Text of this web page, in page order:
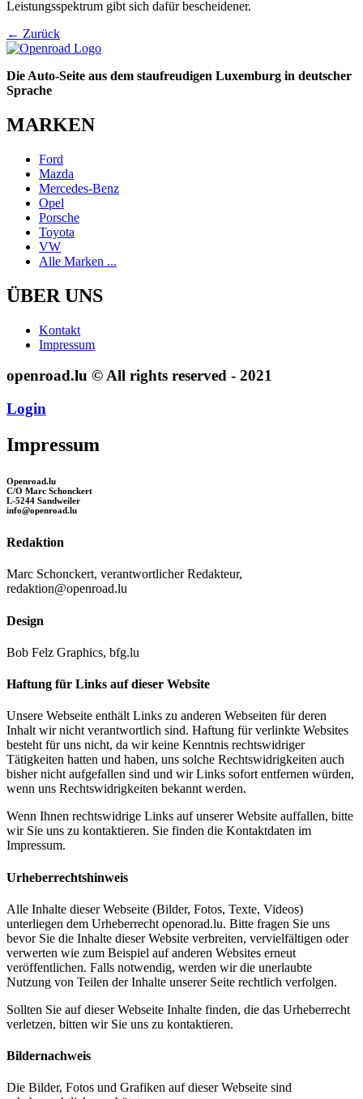
Leistungsspektrum gibt sich dafür bescheidener.
← Zurück
Die Auto-Seite aus dem staufreudigen Luxemburg in deutscher
Sprache
MARKEN
Ford
Mazda
Mercedes-Benz
Opel
Porsche
Toyota
VW
Alle Marken ...
ÜBER UNS
Kontakt
Impressum
openroad.lu © All rights reserved - 2021
Login
Impressum
Openroad.lu
C/O Marc Schonckert
L-5244 Sandweiler
info@openroad.lu
Redaktion
Marc Schonckert, verantwortlicher Redakteur,
redaktion@openroad.lu
Design
Bob Felz Graphics, bfg.lu
Haftung für Links auf dieser Website
Unsere Webseite enthält Links zu anderen Webseiten für deren
Inhalt wir nicht verantwortlich sind. Haftung für verlinkte Websites
besteht für uns nicht, da wir keine Kenntnis rechtswidriger
Tätigkeiten hatten und haben, uns solche Rechtswidrigkeiten auch
bisher nicht aufgefallen sind und wir Links sofort entfernen würden,
wenn uns Rechtswidrigkeiten bekannt werden.
Wenn Ihnen rechtswidrige Links auf unserer Website auffallen, bitte
wir Sie uns zu kontaktieren. Sie finden die Kontaktdaten im
Impressum.
Urheberrechtshinweis
Alle Inhalte dieser Webseite (Bilder, Fotos, Texte, Videos)
unterliegen dem Urheberrecht openorad.lu. Bitte fragen Sie uns
bevor Sie die Inhalte dieser Website verbreiten, vervielfältigen oder
verwerten wie zum Beispiel auf anderen Websites erneut
veröffentlichen. Falls notwendig, werden wir die unerlaubte
Nutzung von Teilen der Inhalte unserer Seite rechtlich verfolgen.
Sollten Sie auf dieser Webseite Inhalte finden, die das Urheberrecht
verletzen, bitten wir Sie uns zu kontaktieren.
Bildernachweis
Die Bilder, Fotos und Grafiken auf dieser Webseite sind